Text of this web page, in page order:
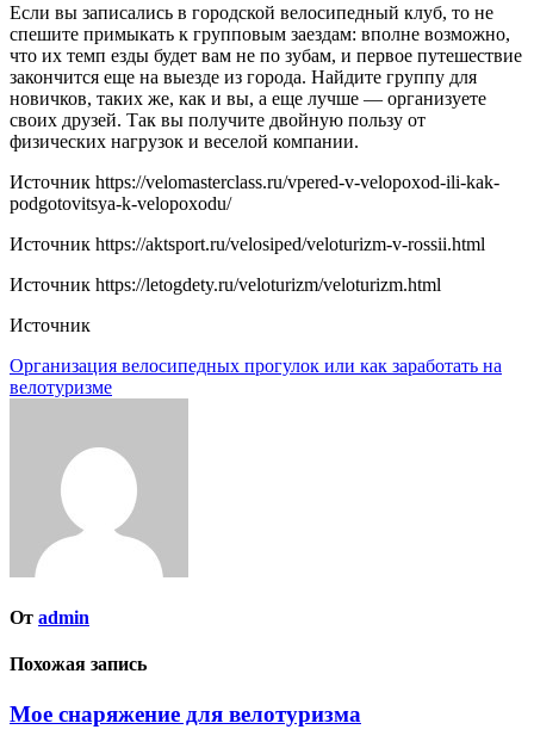
Если вы записались в городской велосипедный клуб, то не
спешите примыкать к групповым заездам: вполне возможно,
что их темп езды будет вам не по зубам, и первое путешествие
закончится еще на выезде из города. Найдите группу для
новичков, таких же, как и вы, а еще лучше — организуете
своих друзей. Так вы получите двойную пользу от
физических нагрузок и веселой компании.
Источник https://velomasterclass.ru/vpered-v-velopoxod-ili-kak-
podgotovitsya-k-velopoxodu/
Источник https://aktsport.ru/velosiped/veloturizm-v-rossii.html
Источник https://letogdety.ru/veloturizm/veloturizm.html
Источник
Навигация
по
Организация велосипедных прогулок или как заработать на
велотуризме
От admin
Похожая запись
Мое снаряжение для велотуризма